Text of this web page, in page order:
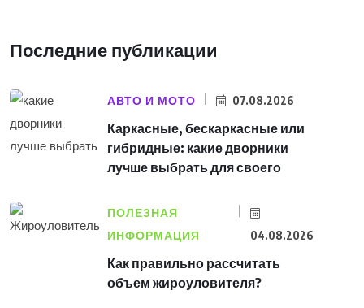
Последние публикации
АВТО И МОТО 07.08.2026
Каркасные, бескаркасные или
гибридные: какие дворники
лучше выбрать для своего
ПОЛЕЗНАЯ
ИНФОРМАЦИЯ
04.08.2026
Как правильно рассчитать
объем жироуловителя?